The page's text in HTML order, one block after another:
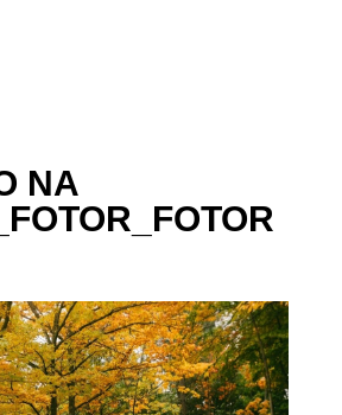
NA